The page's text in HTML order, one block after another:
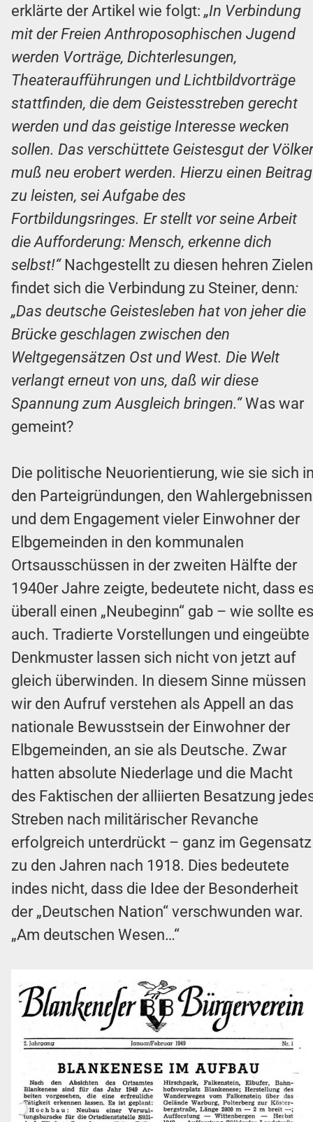
erklärte der Artikel wie folgt: „In Verbindung
mit der Freien Anthroposophischen Jugend
werden Vorträge, Dichterlesungen,
Theateraufführungen und Lichtbildvorträge
stattfinden, die dem Geistesstreben gerecht
werden und das geistige Interesse wecken
sollen. Das verschüttete Geistesgut der Völker
muß neu erobert werden. Hierzu einen Beitrag
zu leisten, sei Aufgabe des
Fortbildungsringes. Er stellt vor seine Arbeit
die Aufforderung: Mensch, erkenne dich
selbst!“Nachgestellt zu diesen hehren Zielen
findet sich die Verbindung zu Steiner, denn:
„Das deutsche Geistesleben hat von jeher die
Brücke geschlagen zwischen den
Weltgegensätzen Ost und West. Die Welt
verlangt erneut von uns, daß wir diese
Spannung zum Ausgleich bringen.“Was war
gemeint?
Die politische Neuorientierung, wie sie sich
den Parteigründungen, den Wahlergebnissen
und dem Engagement vieler Einwohner der
Elbgemeinden in den kommunalen
Ortsausschüssen in der zweiten Hälfte der
1940er Jahre zeigte, bedeutete nicht, dass
überall einen „Neubeginn“ gab – wie sollte es
auch. Tradierte Vorstellungen und eingeübte
Denkmuster lassen sich nicht von jetzt auf
gleich überwinden. In diesem Sinne müssen
wir den Aufruf verstehen als Appell an das
nationale Bewusstsein der Einwohner der
Elbgemeinden, an sie als Deutsche. Zwar
hatten absolute Niederlage und die Macht
des Faktischen der alliierten Besatzung
Streben nach militärischer Revanche
erfolgreich unterdrückt – ganz im Gegensatz
zu den Jahren nach 1918. Dies bedeutete
indes nicht, dass die Idee der Besonderheit
der „Deutschen Nation“ verschwunden war.
„Am deutschen Wesen…“